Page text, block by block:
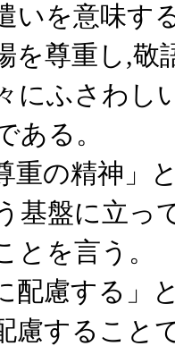
いを意味す
を尊重し,敬
にふさわし
ある。
の精神」
基盤に立っ
とを言う。
慮する」
慮すること